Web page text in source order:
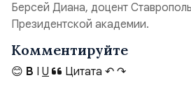
Берсей Диана, доцент
Президентской академии.
Комментируйте
😊 B I U Цитата ↶ ↷